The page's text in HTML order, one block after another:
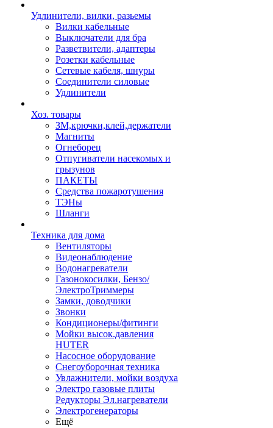
Удлинители, вилки, разьемы
Вилки кабельные
Выключатели для бра
Разветвители, адаптеры
Розетки кабельные
Сетевые кабеля, шнуры
Соединители силовые
Удлинители
Хоз. товары
ЗМ,крючки,клей,держатели
Магниты
Огнеборец
Отпугиватели насекомых и
грызунов
ПАКЕТЫ
Средства пожаротушения
ТЭНы
Шланги
Техника для дома
Вентиляторы
Видеонаблюдение
Водонагреватели
Газонокосилки, Бензо/
ЭлектроТриммеры
Замки, доводчики
Звонки
Кондиционеры/фитинги
Мойки высок.давления
HUTER
Насосное оборудование
Снегоуборочная техника
Увлажнители, мойки воздуха
Электро газовые плиты
Редукторы Эл.нагреватели
Электрогенераторы
Ещё